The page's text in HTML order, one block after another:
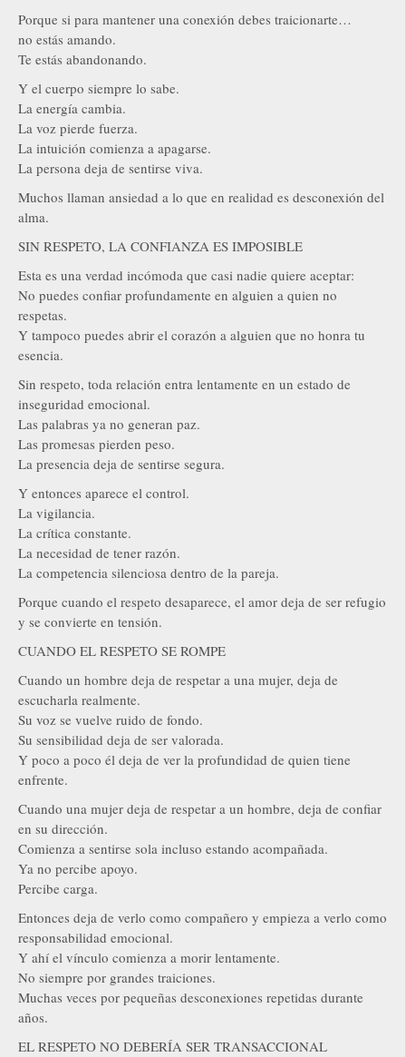
Porque si para mantener una conexión debes traicionarte…
no estás amando.
Te estás abandonando.
Y el cuerpo siempre lo sabe.
La energía cambia.
La voz pierde fuerza.
La intuición comienza a apagarse.
La persona deja de sentirse viva.
Muchos llaman ansiedad a lo que en realidad es desconexión del
alma.
SIN RESPETO, LA CONFIANZA ES IMPOSIBLE
Esta es una verdad incómoda que casi nadie quiere aceptar:
No puedes confiar profundamente en alguien a quien no
respetas.
Y tampoco puedes abrir el corazón a alguien que no honra tu
esencia.
Sin respeto, toda relación entra lentamente en un estado de
inseguridad emocional.
Las palabras ya no generan paz.
Las promesas pierden peso.
La presencia deja de sentirse segura.
Y entonces aparece el control.
La vigilancia.
La crítica constante.
La necesidad de tener razón.
La competencia silenciosa dentro de la pareja.
Porque cuando el respeto desaparece, el amor deja de ser refugio
y se convierte en tensión.
CUANDO EL RESPETO SE ROMPE
Cuando un hombre deja de respetar a una mujer, deja de
escucharla realmente.
Su voz se vuelve ruido de fondo.
Su sensibilidad deja de ser valorada.
Y poco a poco él deja de ver la profundidad de quien tiene
enfrente.
Cuando una mujer deja de respetar a un hombre, deja de confiar
en su dirección.
Comienza a sentirse sola incluso estando acompañada.
Ya no percibe apoyo.
Percibe carga.
Entonces deja de verlo como compañero y empieza a verlo como
responsabilidad emocional.
Y ahí el vínculo comienza a morir lentamente.
No siempre por grandes traiciones.
Muchas veces por pequeñas desconexiones repetidas durante
años.
EL RESPETO NO DEBERÍA SER TRANSACCIONAL